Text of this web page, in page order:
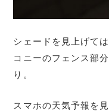
シェードを見上げて
コニーのフェンス部
り。
スマホの天気予報を